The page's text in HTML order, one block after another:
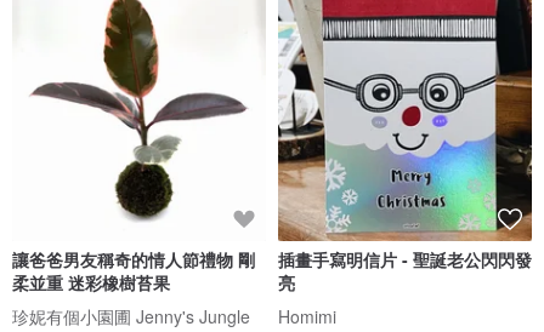
讓爸爸男友稱奇的情人節禮物 剛
柔並重 迷彩橡樹苔果
珍妮有個小園圃 Jenny's Jungle
插畫手寫明信片 - 聖誕老公閃閃發
亮
Homimi